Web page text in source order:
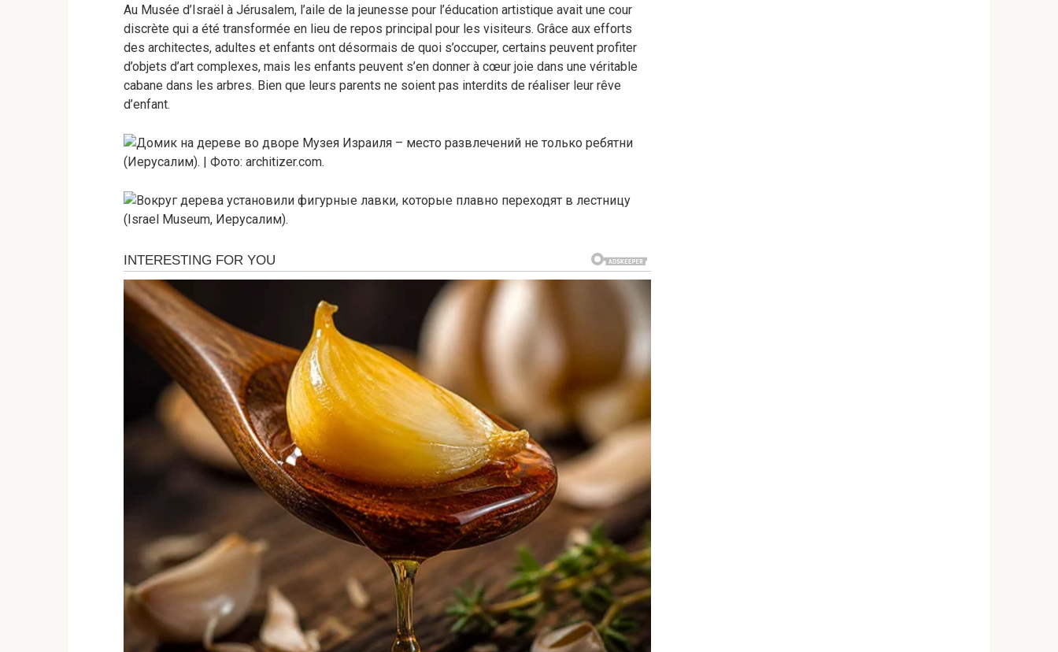
Au Musée d’Israël à Jérusalem, l’aile de la jeunesse pour l’éducation artistique avait une cour
discrète qui a été transformée en lieu de repos principal pour les visiteurs. Grâce aux efforts
des architectes, adultes et enfants ont désormais de quoi s’occuper, certains peuvent profiter
d’objets d’art complexes, mais les enfants peuvent s’en donner à cœur joie dans une véritable
cabane dans les arbres. Bien que leurs parents ne soient pas interdits de réaliser leur rêve
d’enfant.